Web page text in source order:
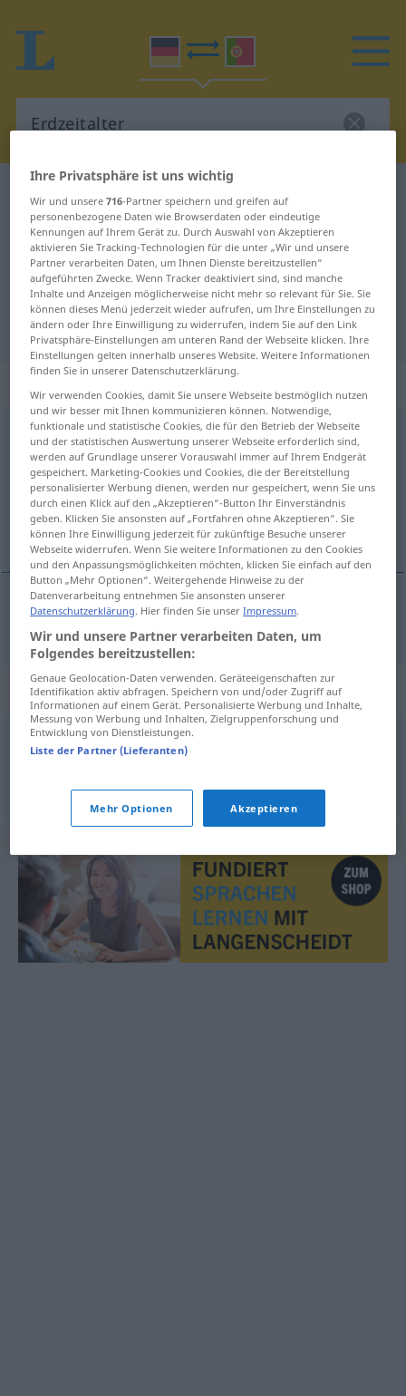
Deutsch-Portugiesisch
Übersetzung für "Erdzeitalter"
"Erdzeitalter" Portugiesisch
Übersetzung
„Erdzeitalter“ : Neutrum
Erdzeitaltern
Übersicht aller Übersetzungen
(Für mehr Details die Übersetzung anklicken/antippen)
época geológica
geológica
Synonyme für "Erdzeitalter"
Zeitalter,Ära
© OpenThesaurus.de
Ihre Privatsphäre ist uns wichtig
Wir und unsere716-Partner speichern und greifen auf
personenbezogene Daten wie Browserdaten oder eindeutige
Kennungen auf Ihrem Gerät zu. Durch Auswahl von Akzeptieren
aktivieren Sie Tracking-Technologien für die unter „Wir und unsere
Partner verarbeiten Daten, um Ihnen Dienste bereitzustellen“
aufgeführten Zwecke. Wenn Tracker deaktiviert sind, sind manche
Inhalte und Anzeigen möglicherweise nicht mehr so relevant für Sie. Sie
können dieses Menü jederzeit wieder aufrufen, um Ihre Einstellungen zu
ändern oder Ihre Einwilligung zu widerrufen, indem Sie auf den Link
Privatsphäre-Einstellungen am unteren Rand der Webseite klicken. Ihre
Einstellungen gelten innerhalb unseres Website. Weitere Informationen
finden Sie in unserer Datenschutzerklärung.
Wir verwenden Cookies, damit Sie unsere Webseite bestmöglich nutzen
und wir besser mit Ihnen kommunizieren können. Notwendige,
funktionale und statistische Cookies, die für den Betrieb der Webseite
und der statistischen Auswertung unserer Webseite erforderlich sind,
werden auf Grundlage unserer Vorauswahl immer auf Ihrem Endgerät
gespeichert. Marketing-Cookies und Cookies, die der Bereitstellung
personalisierter Werbung dienen, werden nur gespeichert, wenn Sie uns
durch einen Klick auf den „Akzeptieren“-Button Ihr Einverständnis
geben. Klicken Sie ansonsten auf „Fortfahren ohne Akzeptieren“. Sie
können Ihre Einwilligung jederzeit für zukünftige Besuche unserer
Webseite widerrufen. Wenn Sie weitere Informationen zu den Cookies
und den Anpassungsmöglichkeiten möchten, klicken Sie einfach auf den
Button „Mehr Optionen“. Weitergehende Hinweise zu der
Datenverarbeitung entnehmen Sie ansonsten unserer
Datenschutzerklärung. Hier finden Sie unserImpressum.
Wir und unsere Partner verarbeiten Daten, um
Folgendes bereitzustellen:
Genaue Geolocation-Daten verwenden. Geräteeigenschaften zur
Identifikation aktiv abfragen. Speichern von und/oder Zugriff auf
Informationen auf einem Gerät. Personalisierte Werbung und Inhalte,
Messung von Werbung und Inhalten, Zielgruppenforschung und
Entwicklung von Dienstleistungen.
Liste der Partner (Lieferanten)
Mehr Optionen Akzeptieren